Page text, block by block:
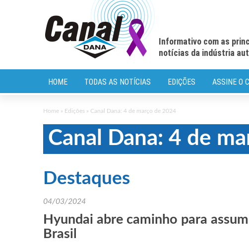
Informativo com as
notícias da indústria
HOME TODAS AS NOTÍCIAS EDIÇÕES ASSINE O
Home » Edições » Canal Dana: 4 de março de 2024
Canal Dana: 4 de
Destaques
04/03/2024
Hyundai abre caminho para
Brasil